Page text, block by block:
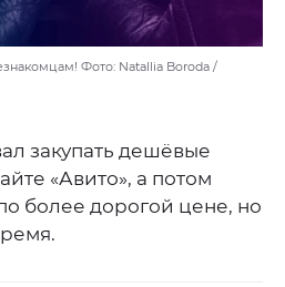
Фото: Natallia Boroda /
закупать дешёвые
«Авито», а потом
более дорогой цене, но